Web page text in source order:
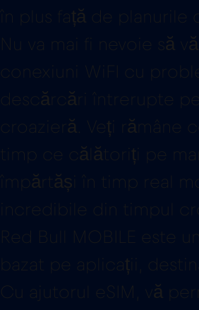
în plus față de planurile
Nu va mai fi nevoie să
conexiuni WiFI cu
descărcări întrerupte pe
croazieră. Veți rămâne
timp ce călătoriți pe
împărtăși în timp real
incredibile din timpul
Red Bull MOBILE este
bazat pe aplicații,
Cu ajutorul eSIM, vă